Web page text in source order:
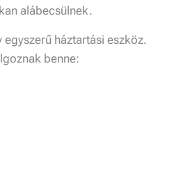
alábecsülnek.
háztartási eszköz.
benne: